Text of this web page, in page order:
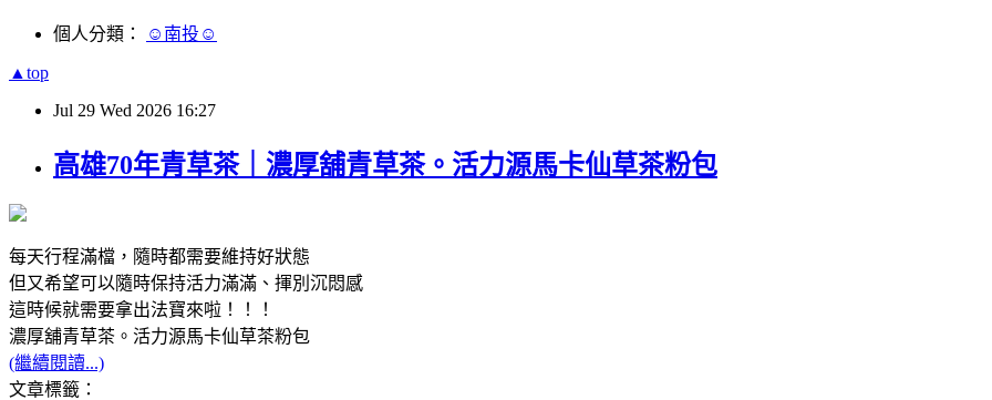
個人分類： ☺南投☺
▲top
Jul 29 Wed 2026 16:27
高雄70年青草茶｜濃厚舖青草茶。活力源馬卡仙草茶粉包
每天行程滿檔，隨時都需要維持好狀態
但又希望可以隨時保持活力滿滿、揮別沉悶感
這時候就需要拿出法寶來啦！！！
濃厚舖青草茶。活力源馬卡仙草茶粉包
(繼續閱讀...)
文章標籤：